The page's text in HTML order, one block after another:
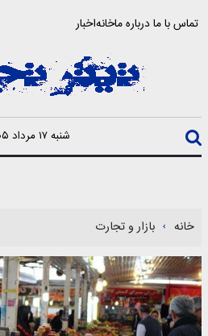
تماس با مادرباره ماخانهاخبار
شنبه ۱۷ مرداد ۱۴۰۵
خانه بازار و تجارت